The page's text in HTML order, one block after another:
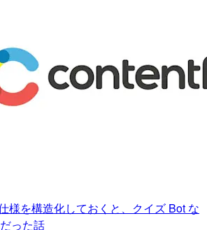
様を構造化しておくと、クイズ Bot な
った話